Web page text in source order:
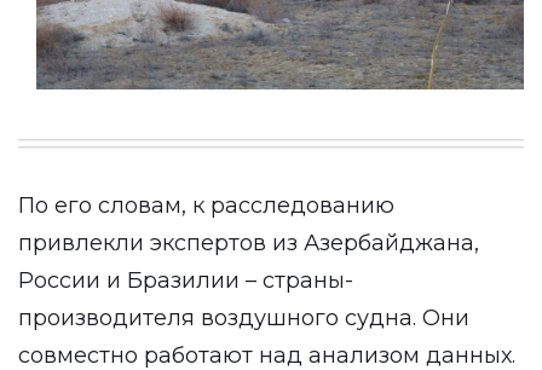
По его словам, к расследованию
привлекли экспертов из Азербайджана,
России и Бразилии – страны-
производителя воздушного судна. Они
совместно работают над анализом данных.